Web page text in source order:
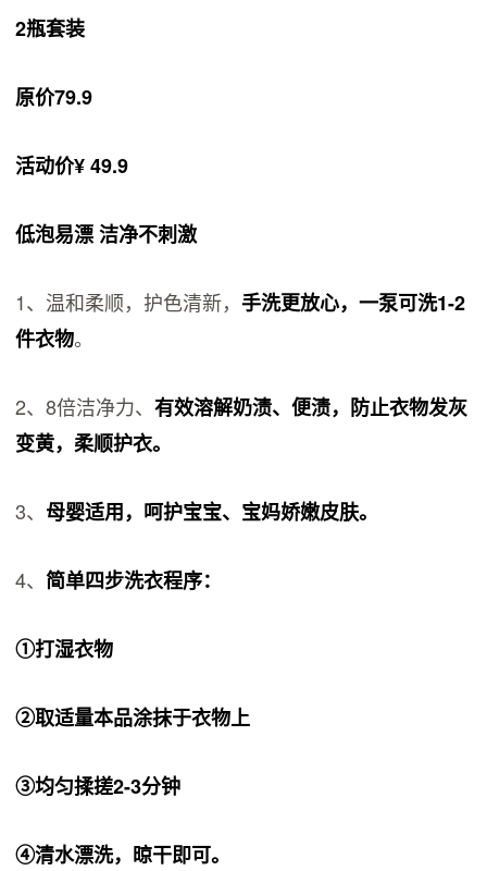
2瓶套装
原价79.9
活动价¥ 49.9
低泡易漂 洁净不刺激
1、温和柔顺，护色清新，手洗更放心，一泵可洗1-2
件衣物。
2、8倍洁净力、有效溶解奶渍、便渍，防止衣物发灰
变黄，柔顺护衣。
3、 母婴适用，呵护宝宝、宝妈娇嫩皮肤。
4、简单四步洗衣程序：
①打湿衣物
②取适量本品涂抹于衣物上
③均匀揉搓2-3分钟
④清水漂洗，晾干即可。